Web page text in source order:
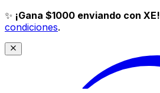
✨ ¡Gana $1000 enviando con XE!
condiciones.